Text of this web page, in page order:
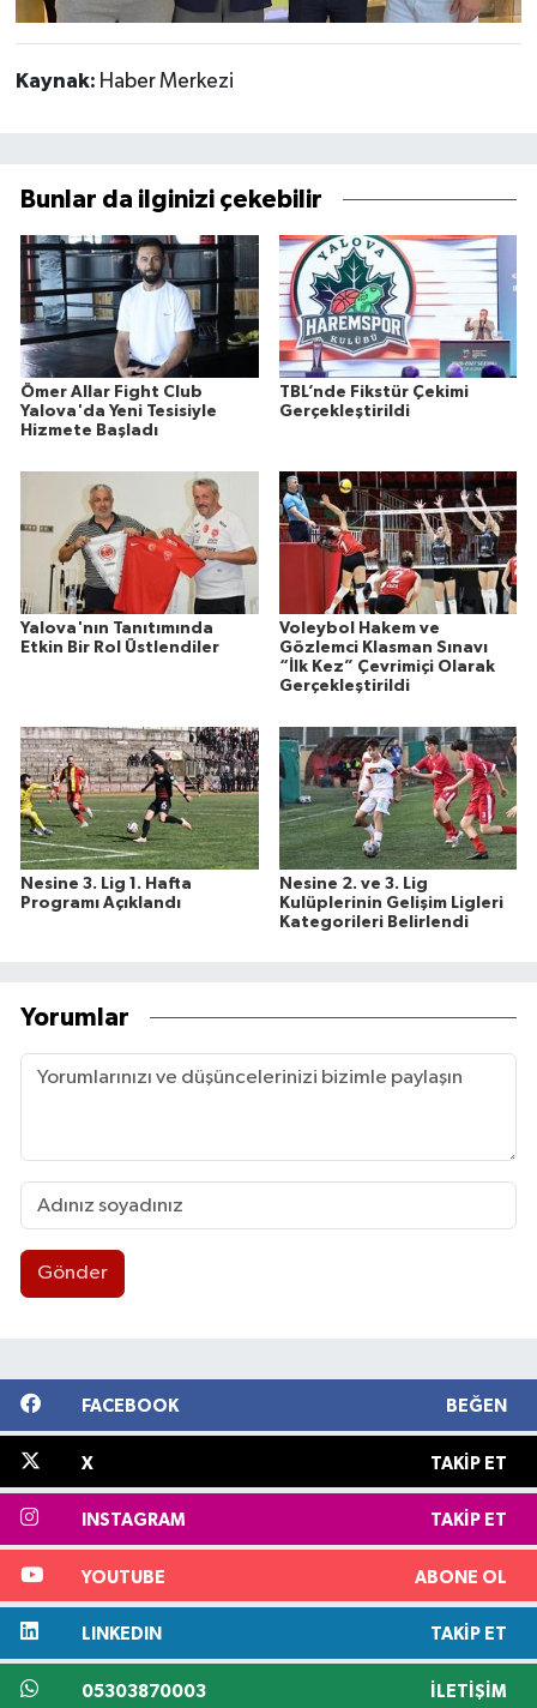
Kaynak: Haber Merkezi
Bunlar da ilginizi çekebilir
Ömer Allar Fight Club
Yalova'da Yeni Tesisiyle
Hizmete Başladı
TBL’nde Fikstür Çekimi
Gerçekleştirildi
Yalova'nın Tanıtımında
Etkin Bir Rol Üstlendiler
Voleybol Hakem ve
Gözlemci Klasman Sınavı
“İlk Kez” Çevrimiçi Olarak
Gerçekleştirildi
Nesine 3. Lig 1. Hafta
Programı Açıklandı
Nesine 2. ve 3. Lig
Kulüplerinin Gelişim Ligleri
Kategorileri Belirlendi
Yorumlar
Gönder
FACEBOOK BEĞEN
X TAKIP ET
INSTAGRAM TAKIP ET
YOUTUBE ABONE OL
LINKEDIN TAKIP ET
05303870003 İLETIŞIM